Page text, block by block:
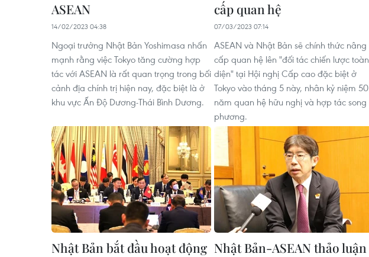
ASEAN
14/02/2023 04:38
Ngoại trưởng Nhật Bản Yoshimasa nhấn
mạnh rằng việc Tokyo tăng cường hợp
tác với ASEAN là rất quan trọng trong bối
cảnh địa chính trị hiện nay, đặc biệt là ở
khu vực Ấn Độ Dương-Thái Bình Dương.
cấp quan hệ
07/03/2023 07:14
ASEAN và Nhật Bản sẽ chính thức nâng
cấp quan hệ lên "đối tác chiến lược toàn
diện" tại Hội nghị Cấp cao đặc biệt ở
Tokyo vào tháng 5 này, nhân kỷ niệm 50
năm quan hệ hữu nghị và hợp tác song
phương.
Nhật Bản bắt đầu hoạt động Nhật Bản-ASEAN thảo luận